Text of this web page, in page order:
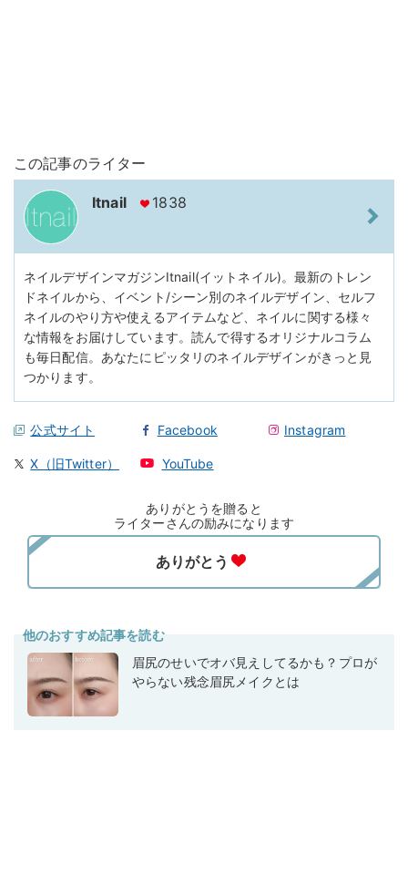
この記事のライター
Itnail 1838
ネイルデザインマガジンItnail(イットネイル)。最新のトレン
ドネイルから、イベント/シーン別のネイルデザイン、セルフ
ネイルのやり方や使えるアイテムなど、ネイルに関する様々
な情報をお届けしています。読んで得するオリジナルコラム
も毎日配信。あなたにピッタリのネイルデザインがきっと見
つかります。
公式サイト Facebook Instagram
X（旧Twitter） YouTube
ありがとうを贈ると
ライターさんの励みになります
他のおすすめ記事を読む
眉尻のせいでオバ見えしてるかも？プロが
やらない残念眉尻メイクとは